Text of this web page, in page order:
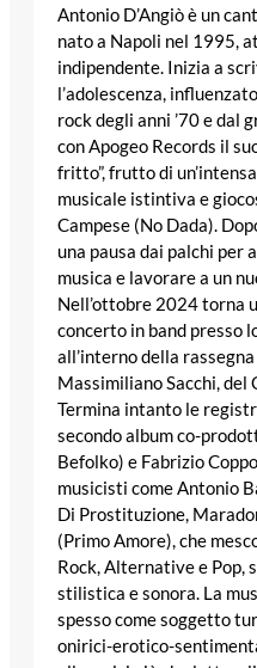
Antonio D’Angiò è un
nato a Napoli nel 1995,
indipendente. Inizia a
l’adolescenza,
rock degli anni ’70 e dal
con Apogeo Records il
fritto”, frutto di
musicale istintiva e
Campese (No Dada).
una pausa dai palchi per
musica e lavorare a un
Nell’ottobre 2024 torna
concerto in band presso
all’interno della
Massimiliano Sacchi, del
Termina intanto le
secondo album co-
Befolko) e Fabrizio
musicisti come Antonio
Di Prostituzione,
(Primo Amore), che
Rock, Alternative e Pop,
stilistica e sonora. La
spesso come soggetto
onirici-erotico-